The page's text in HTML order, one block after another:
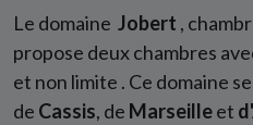
Le domaine Jobert ,
propose deux chambres
et non limite . Ce domaine
de Cassis, de Marseilleet